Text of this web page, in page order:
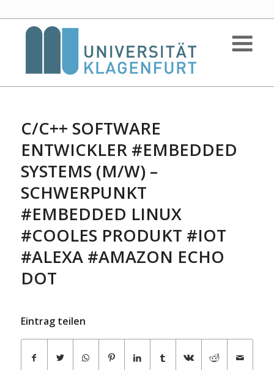
C/C++ SOFTWARE
ENTWICKLER #EMBEDDED
SYSTEMS (M/W) –
SCHWERPUNKT
#EMBEDDED LINUX
#COOLES PRODUKT #IOT
#ALEXA #AMAZON ECHO
DOT
Eintrag teilen